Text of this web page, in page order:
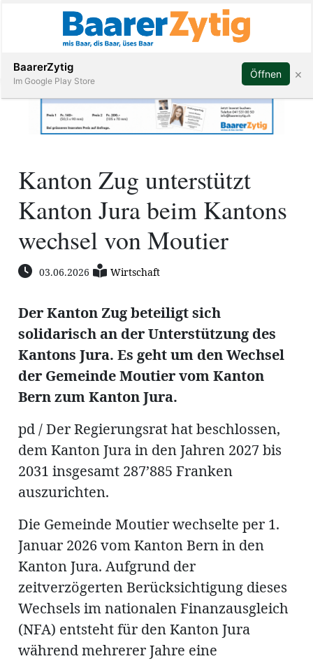
Veranstaltungen
Stellen
Paper
Amtliche
Baustellen
Abonnieren
Kanton Zug unterstützt
Kanton Jura beim Kantons
wechsel von Moutier
03.06.2026 Wirtschaft
Der Kanton Zug beteiligt sich
solidarisch an der Unterstützung des
Kantons Jura. Es geht um den Wechsel
der Gemeinde Moutier vom Kanton
Bern zum Kanton Jura.
pd / Der Regierungsrat hat beschlossen,
dem Kanton Jura in den Jahren 2027 bis
2031 insgesamt 287’885 Franken
auszurichten.
Die Gemeinde Moutier wechselte per 1.
Januar 2026 vom Kanton Bern in den
Kanton Jura. Aufgrund der
zeitverzögerten Berücksichtigung dieses
Wechsels im nationalen Finanzausgleich
(NFA) entsteht für den Kanton Jura
während mehrerer Jahre eine
BaarerZytig
Im Google Play Store
Öffnen ×